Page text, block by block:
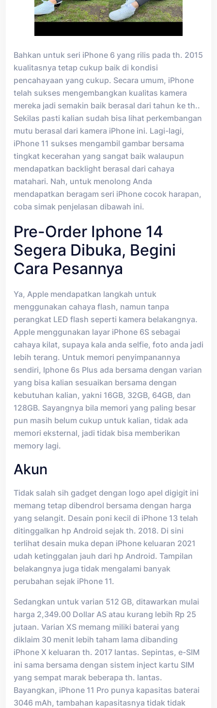
Bahkan untuk seri iPhone 6 yang rilis pada th. 2015
kualitasnya tetap cukup baik di kondisi
pencahayaan yang cukup. Secara umum, iPhone
telah sukses mengembangkan kualitas kamera
mereka jadi semakin baik berasal dari tahun ke th..
Sekilas pasti kalian sudah bisa lihat perkembangan
mutu berasal dari kamera iPhone ini. Lagi-lagi,
iPhone 11 sukses mengambil gambar bersama
tingkat kecerahan yang sangat baik walaupun
mendapatkan backlight berasal dari cahaya
matahari. Nah, untuk menolong Anda
mendapatkan beragam seri iPhone cocok harapan,
coba simak penjelasan dibawah ini.
Pre-Order Iphone 14
Segera Dibuka, Begini
Cara Pesannya
Ya, Apple mendapatkan langkah untuk
menggunakan cahaya flash, namun tanpa
perangkat LED flash seperti kamera belakangnya.
Apple menggunakan layar iPhone 6S sebagai
cahaya kilat, supaya kala anda selfie, foto anda jadi
lebih terang. Untuk memori penyimpanannya
sendiri, Iphone 6s Plus ada bersama dengan varian
yang bisa kalian sesuaikan bersama dengan
kebutuhan kalian, yakni 16GB, 32GB, 64GB, dan
128GB. Sayangnya bila memori yang paling besar
pun masih belum cukup untuk kalian, tidak ada
memori eksternal, jadi tidak bisa memberikan
memory lagi.
Akun
Tidak salah sih gadget dengan logo apel digigit ini
memang tetap dibendrol bersama dengan harga
yang selangit. Desain poni kecil di iPhone 13 telah
ditinggalkan hp Android sejak th. 2018. Di sini
terlihat desain muka depan iPhone keluaran 2021
udah ketinggalan jauh dari hp Android. Tampilan
belakangnya juga tidak mengalami banyak
perubahan sejak iPhone 11.
Sedangkan untuk varian 512 GB, ditawarkan mulai
harga 2,349.00 Dollar AS atau kurang lebih Rp 25
jutaan. Varian XS memang miliki baterai yang
diklaim 30 menit lebih taham lama dibanding
iPhone X keluaran th. 2017 lantas. Sepintas, e-SIM
ini sama bersama dengan sistem inject kartu SIM
yang sempat marak beberapa th. lantas.
Bayangkan, iPhone 11 Pro punya kapasitas baterai
3046 mAh, tambahan kapasitasnya tidak tidak